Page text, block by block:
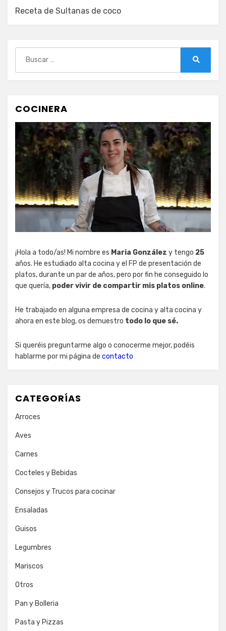
Receta de Sultanas de coco
COCINERA
¡Hola a todo/as! Mi nombre es Maria González y tengo 25
años. He estudiado alta cocina y el FP de presentación de
platos, durante un par de años, pero por fin he conseguido lo
que quería, poder vivir de compartir mis platos online.
He trabajado en alguna empresa de cocina y alta cocina y
ahora en este blog, os demuestro todo lo que sé.
Si queréis preguntarme algo o conocerme mejor, podéis
hablarme por mi página de contacto
CATEGORÍAS
Arroces
Aves
Carnes
Cocteles y Bebidas
Consejos y Trucos para cocinar
Ensaladas
Guisos
Legumbres
Mariscos
Otros
Pan y Bolleria
Pasta y Pizzas